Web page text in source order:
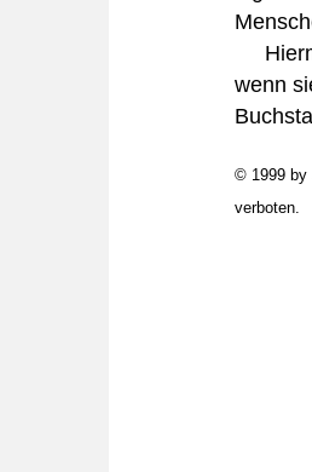
wenn
© 1999 by
verboten.